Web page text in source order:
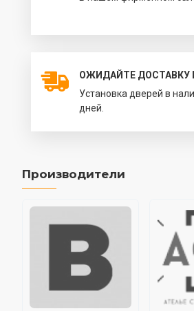
ОЖИДАЙТЕ ДОСТАВКУ
Установка дверей в
дней.
Производители